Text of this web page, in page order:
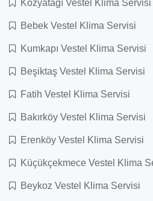
Kozyatağı Vestel Klima Servisi
Bebek Vestel Klima Servisi
Kumkapı Vestel Klima Servisi
Beşiktaş Vestel Klima Servisi
Fatih Vestel Klima Servisi
Bakırköy Vestel Klima Servisi
Erenköy Vestel Klima Servisi
Küçükçekmece Vestel Klima
Beykoz Vestel Klima Servisi